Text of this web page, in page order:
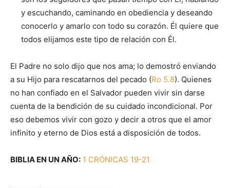
y escuchando, caminando en obediencia y deseando
conocerlo y amarlo con todo su corazón. Él quiere que
todos elijamos este tipo de relación con Él.
El Padre no solo dijo que nos ama; lo demostró enviando
a su Hijo para rescatarnos del pecado (Ro 5.8). Quienes
no han confiado en el Salvador pueden vivir sin darse
cuenta de la bendición de su cuidado incondicional. Por
eso debemos vivir con gozo y decir a otros que el amor
infinito y eterno de Dios está a disposición de todos.
BIBLIA EN UN AÑO: 1 CRÓNICAS 19-21